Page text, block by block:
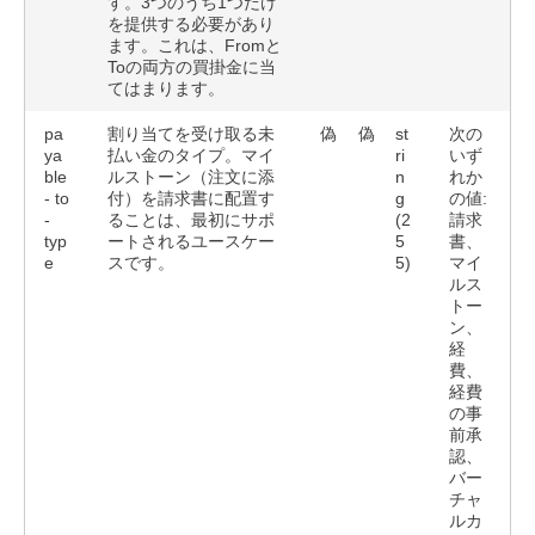
を提供する必要があり
ます。これは、Fromと
Toの両方の買掛金に当
てはまります。
pa
ya
ble
- to
-
typ
e
割り当てを受け取る未
払い金のタイプ。マイ
ルストーン（注文に添
付）を請求書に配置す
ることは、最初にサポ
ートされるユースケー
スです。
偽 偽
st
ri
n
g
(2
5
5)
次の
いず
れか
の値:
請求
書、
マイ
ルス
トー
ン、
経
費、
経費
の事
前承
認、
バー
チャ
ルカ